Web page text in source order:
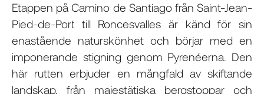
Etappen på Camino de Santiago från Saint-Jean-
Pied-de-Port till Roncesvalles är känd för sin
enastående naturskönhet och börjar med en
imponerande stigning genom Pyrenéerna. Den
här rutten erbjuder en mångfald av skiftande
landskap, från majestätiska bergstoppar och